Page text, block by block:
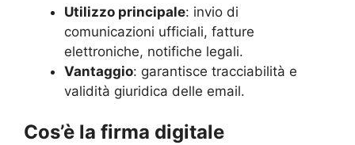
Utilizzo principale: invio di
comunicazioni ufficiali, fatture
elettroniche, notifiche legali.
Vantaggio: garantisce tracciabilità e
validità giuridica delle email.
Cos’è la firma digitale